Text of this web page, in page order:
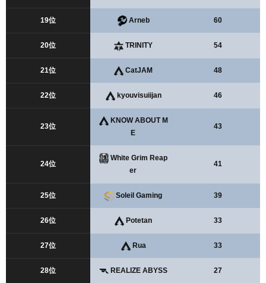
19位 Arneb 60
20位 TRINITY 54
21位 CatJAM 48
22位 kyouvisuiijan 46
23位
KNOW ABOUT M
E
43
24位
White Grim Reap
er
41
25位 Soleil Gaming 39
26位 Potetan 33
27位 Rua 33
28位 REALIZE ABYSS 27